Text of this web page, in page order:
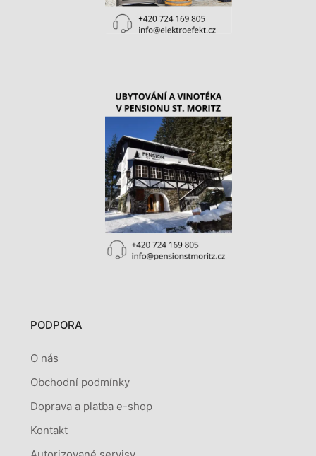
PODPORA
O nás
Obchodní podmínky
Doprava a platba e-shop
Kontakt